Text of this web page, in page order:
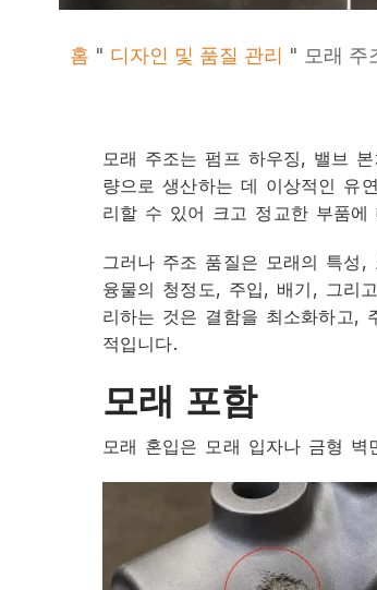
홈 " 디자인 및 품질 관리 " 모래 주
모래 주조는 펌프 하우징, 밸브
량으로 생산하는 데 이상적인 유
리할 수 있어 크고 정교한 부품
그러나 주조 품질은 모래의 특성
융물의 청정도, 주입, 배기, 그리
리하는 것은 결함을 최소화하고,
적입니다.
모래 포함
모래 혼입은 모래 입자나 금형